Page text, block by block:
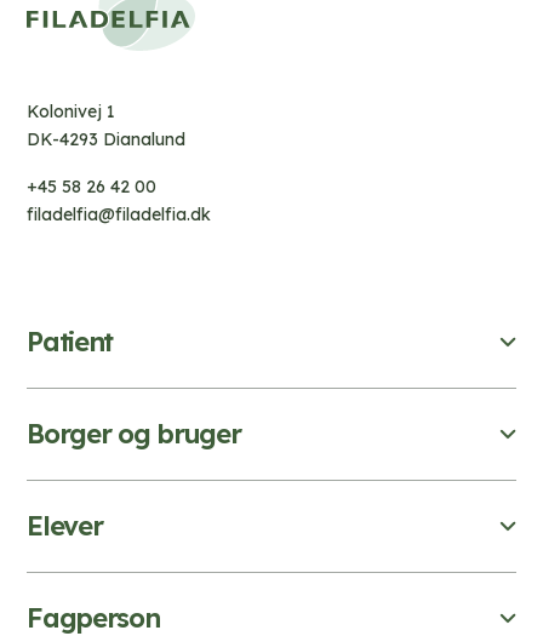
Kolonivej 1
DK-4293 Dianalund
+45 58 26 42 00
filadelfia@filadelfia.dk
Patient
Borger og bruger
Elever
Fagperson